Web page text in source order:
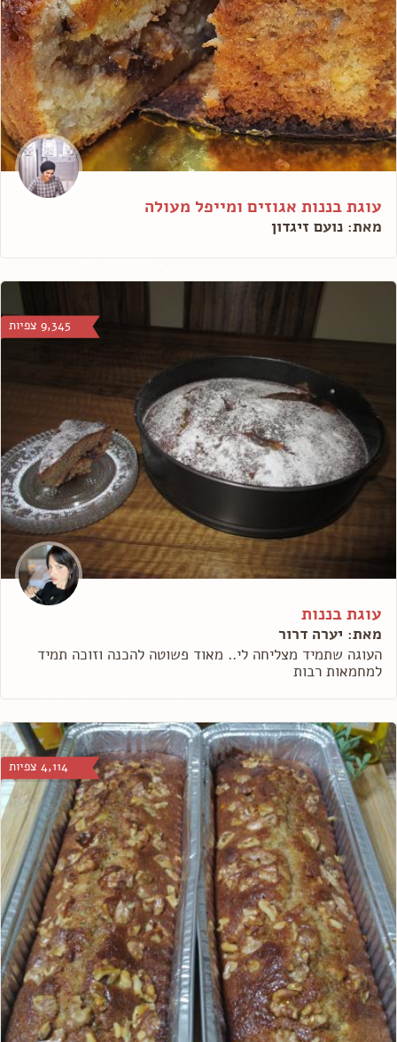
עוגת בננות אגוזים ומייפל מעולה
מאת: נועם זיגדון
9,345 צפיות
עוגת בננות
מאת: יערה דרור
העוגה שתמיד מצליחה לי.. מאוד פשוטה להכנה וזוכה תמיד
למחמאות רבות
4,114 צפיות